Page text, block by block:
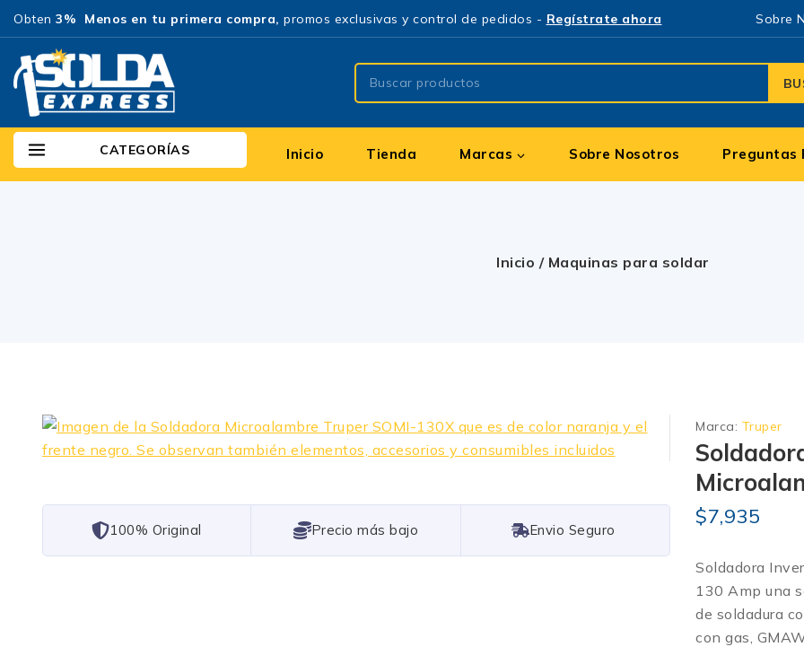
Obten 3% Menos en tu primera compra, promos exclusivas y control de pedidos - Regístrate ahora Sobre
CATEGORÍAS Inicio Tienda Marcas Sobre Nosotros Preguntas
Inicio / Maquinas para soldar
101% Original Lowest Price Free Shipping
Marca: Truper
$7,935
Soldadora
130 Amp una
de soldadura
con gas,